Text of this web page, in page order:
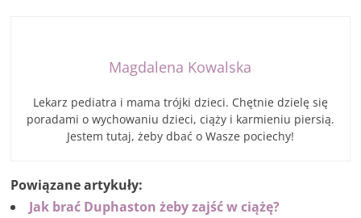
Magdalena Kowalska
Lekarz pediatra i mama trójki dzieci. Chętnie dzielę się
poradami o wychowaniu dzieci, ciąży i karmieniu piersią.
Jestem tutaj, żeby dbać o Wasze pociechy!
Powiązane artykuły:
Jak brać Duphaston żeby zajść w ciążę?